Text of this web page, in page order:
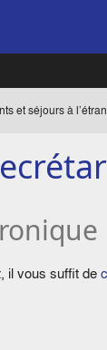
il vous suffit de